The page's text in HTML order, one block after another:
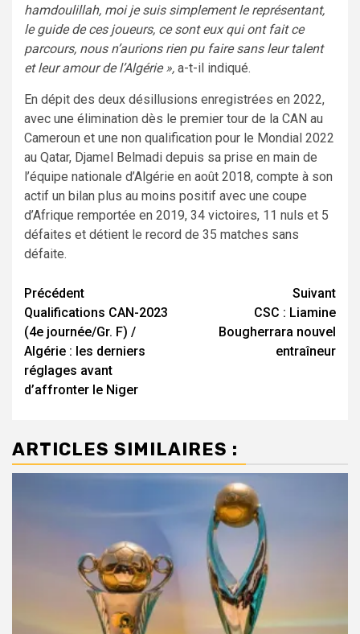
hamdoulillah, moi je suis simplement le représentant,
le guide de ces joueurs, ce sont eux qui ont fait ce
parcours, nous n’aurions rien pu faire sans leur talent
et leur amour de l’Algérie », a-t-il indiqué.
En dépit des deux désillusions enregistrées en 2022,
avec une élimination dès le premier tour de la CAN au
Cameroun et une non qualification pour le Mondial 2022
au Qatar, Djamel Belmadi depuis sa prise en main de
l’équipe nationale d’Algérie en août 2018, compte à son
actif un bilan plus au moins positif avec une coupe
d’Afrique remportée en 2019, 34 victoires, 11 nuls et 5
défaites et détient le record de 35 matches sans
défaite.
Navigation
d’article
Précédent
Qualifications CAN-2023
(4e journée/Gr. F) /
Algérie : les derniers
réglages avant
d’affronter le Niger
Suivant
CSC : Liamine
Bougherrara nouvel
entraîneur
ARTICLES SIMILAIRES :